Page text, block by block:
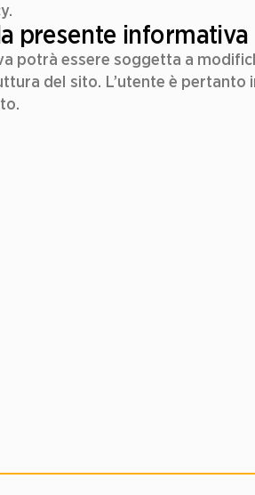
presente informativa
potrà essere soggetta a
del sito. L’utente è